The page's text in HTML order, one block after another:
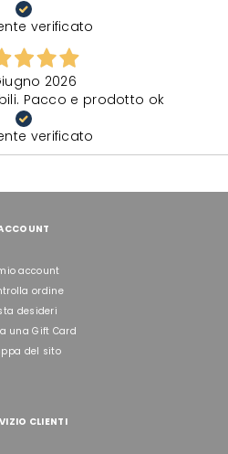
verificato
2026
Pacco e prodotto ok
verificato
account
ordine
desideri
una Gift Card
del sito
CLIENTI